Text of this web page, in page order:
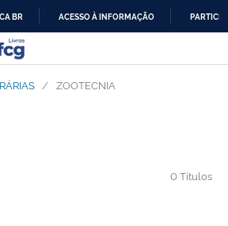
BR ACESSO À INFORMAÇÃO
/ ZOOTECNIA
0 Títulos